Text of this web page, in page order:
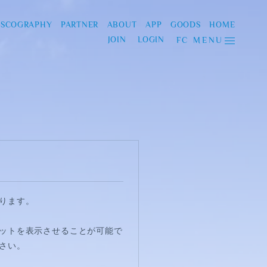
PARTNER ABOUT APP GOODS
HOME
JOIN
LOGIN FC MENU
ます。
トを表示させることが可能で
い。